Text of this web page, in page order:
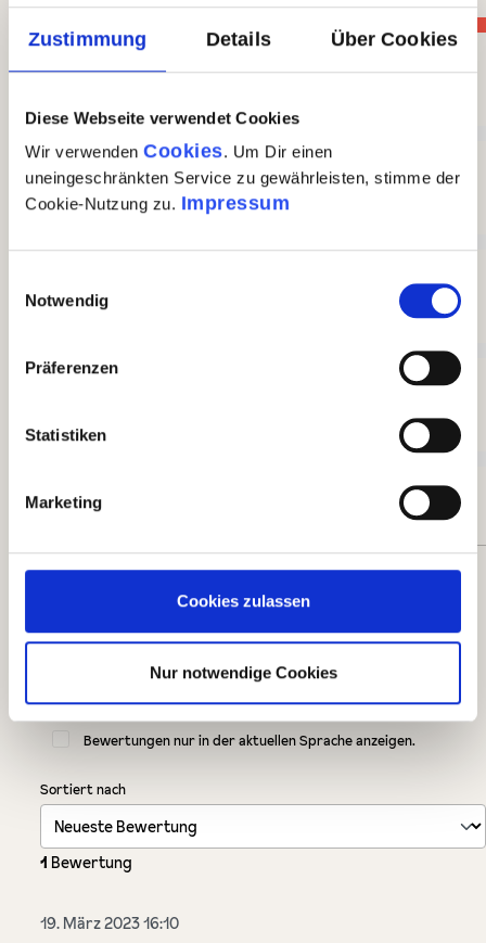
Zustimmung Details Über Cookies
Diese Webseite verwendet Cookies
Wir verwenden Cookies. Um Dir einen
uneingeschränkten Service zu gewährleisten, stimme der
Cookie-Nutzung zu. Impressum
Notwendig
Präferenzen
Statistiken
Marketing
Cookies zulassen
Nur notwendige Cookies
100%
Sehr gut (0)
0%
Gut (0)
0%
Unbefriedigend (0)
Bewerten Sie dieses Produkt!
eigene Bewertung schreiben
Bewertungen nur in der aktuellen Sprache anzeigen.
Sortiert nach
1 Bewertung
19. März 2023 16:10